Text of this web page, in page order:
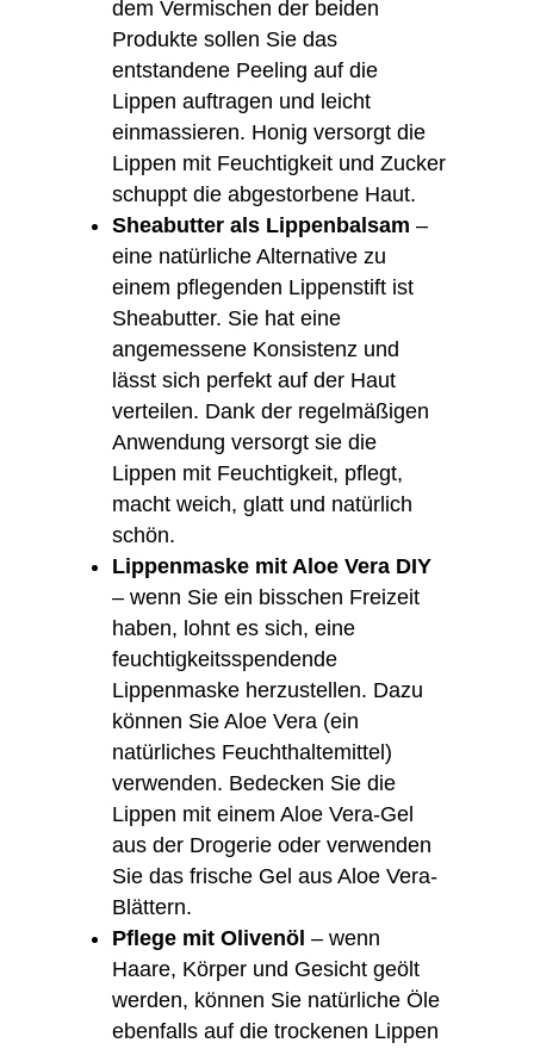
dem Vermischen der beiden
Produkte sollen Sie das
entstandene Peeling auf die
Lippen auftragen und leicht
einmassieren. Honig versorgt die
Lippen mit Feuchtigkeit und Zucker
schuppt die abgestorbene Haut.
Sheabutter als Lippenbalsam –
eine natürliche Alternative zu
einem pflegenden Lippenstift ist
Sheabutter. Sie hat eine
angemessene Konsistenz und
lässt sich perfekt auf der Haut
verteilen. Dank der regelmäßigen
Anwendung versorgt sie die
Lippen mit Feuchtigkeit, pflegt,
macht weich, glatt und natürlich
schön.
Lippenmaske mit Aloe Vera DIY
– wenn Sie ein bisschen Freizeit
haben, lohnt es sich, eine
feuchtigkeitsspendende
Lippenmaske herzustellen. Dazu
können Sie Aloe Vera (ein
natürliches Feuchthaltemittel)
verwenden. Bedecken Sie die
Lippen mit einem Aloe Vera-Gel
aus der Drogerie oder verwenden
Sie das frische Gel aus Aloe Vera-
Blättern.
Pflege mit Olivenöl – wenn
Haare, Körper und Gesicht geölt
werden, können Sie natürliche Öle
ebenfalls auf die trockenen Lippen